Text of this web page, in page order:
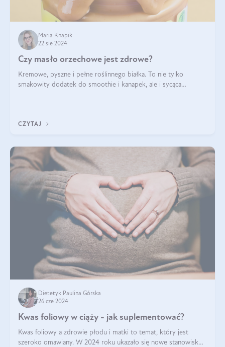
Maria Knapik
22 sie 2024
Czy masło orzechowe jest zdrowe?
Kremowe, pyszne i pełne roślinnego białka. To nie tylko
smakowity dodatek do smoothie i kanapek, ale i sycąca
CZYTAJ
Dietetyk Paulina Górska
26 cze 2024
Kwas foliowy w ciąży - jak suplementować?
Kwas foliowy a zdrowie płodu i matki to temat, który jest
szeroko omawiany. W 2024 roku ukazało się nowe stanowisko